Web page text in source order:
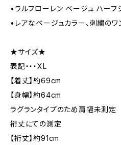
•ラルフローレン ベージュ ハーフ
•レアなベージュカラー、刺繍の
★サイズ★
表記・・・XL
【着丈】約69cm
【身幅】約64cm
ラグランタイプのため肩幅未測定
裄丈にての測定
【裄丈】約91cm